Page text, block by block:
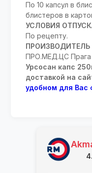
По 10 капсул в
блистеров в
УСЛОВИЯ
По рецепту.
ПРОИЗВОДИТЕЛЬ
ПРО.МЕД.ЦС Прага
Урсосан капс
доставкой на
удобном для Вас